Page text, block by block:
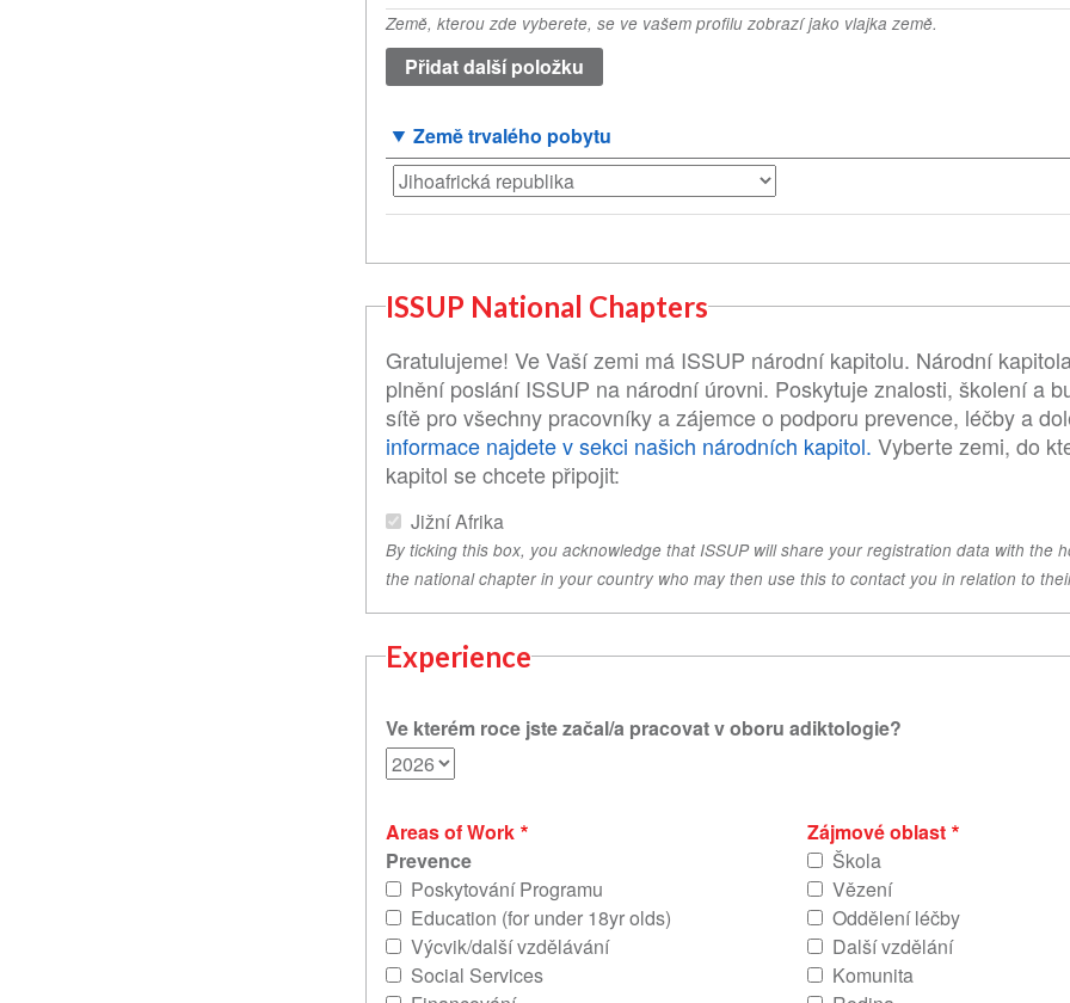
(hodnota
1)
Země, kterou zde vyberete, se ve vašem profilu zobrazí jako vlajka země.
Země trvalého pobytu
ISSUP National Chapters
Gratulujeme! Ve Vaší zemi má ISSUP národní kapitolu. Národní
plnění poslání ISSUP na národní úrovni. Poskytuje znalosti, školení a
sítě pro všechny pracovníky a zájemce o podporu prevence, léčby a
informace najdete v sekci našich národních kapitol.Vyberte zemi, do
kapitol se chcete připojit:
Jižní Afrika
By ticking this box, you acknowledge that ISSUP will share your registration data with the
the national chapter in your country who may then use this to contact you in relation to
Experience
Ve kterém roce jste začal/a pracovat v oboru adiktologie?
Areas of Work
Prevence
Poskytování Programu
Education (for under 18yr olds)
Výcvik/další vzdělávání
Social Services
Zájmové oblast
Škola
Vězení
Oddělení léčby
Další vzdělání
Komunita